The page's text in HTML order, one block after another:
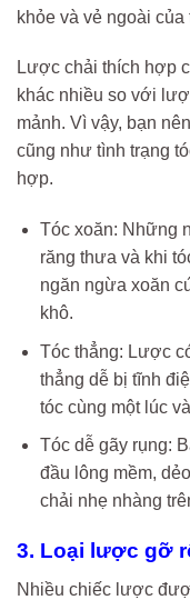
khỏe và vẻ ngoài của
Lược chải thích hợp
khác nhiều so với
mảnh. Vì vậy, bạn
cũng như tình trạng
hợp.
Tóc xoăn: Những
răng thưa và khi
ngăn ngừa xoăn
khô.
Tóc thẳng: Lược
thẳng dễ bị tĩnh
tóc cùng một lúc
Tóc dễ gãy rụng:
đầu lông mềm,
chải nhẹ nhàng
3. Loại lược gỡ
Nhiều chiếc lược